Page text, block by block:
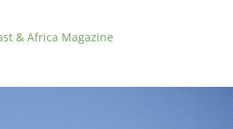
& Africa Magazine